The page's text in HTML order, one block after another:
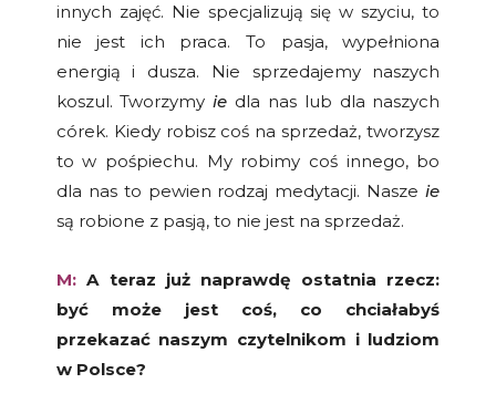
innych zajęć. Nie specjalizują się w szyciu, to
nie jest ich praca. To pasja, wypełniona
energią i dusza. Nie sprzedajemy naszych
koszul. Tworzymyie dla nas lub dla naszych
córek. Kiedy robisz coś na sprzedaż, tworzysz
to w pośpiechu. My robimy coś innego, bo
dla nas to pewien rodzaj medytacji. Naszeie
są robione z pasją, to nie jest na sprzedaż.
M:A teraz już naprawdę ostatnia rzecz:
być może jest coś, co chciałabyś
przekazać naszym czytelnikom i ludziom
w Polsce?